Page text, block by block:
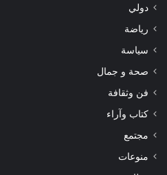
دولي
رياضة
سياسة
صحة و جمال
فن وثقافة
كتاب وآراء
مجتمع
منوعات